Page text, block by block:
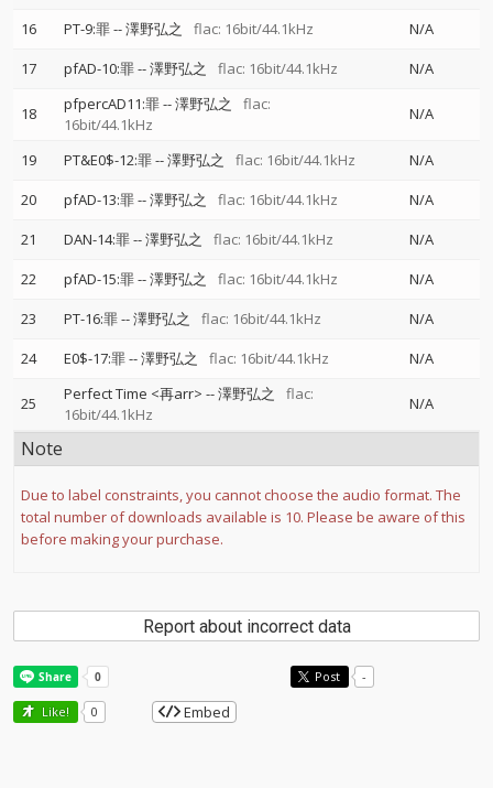
16
PT-9:罪--澤野弘之 flac: 16bit/44.1kHz
N/A
17
pfAD-10:罪--澤野弘之 flac: 16bit/44.1kHz N/A
18 pfpercAD11:罪--澤野弘之
flac:
16bit/44.1kHz
N/A
19 PT&E0$-12:罪--澤野弘之 flac: 16bit/44.1kHz
N/A
20
pfAD-13:罪--澤野弘之 flac: 16bit/44.1kHz
N/A
21
DAN-14:罪--澤野弘之 flac: 16bit/44.1kHz
N/A
22
pfAD-15:罪--澤野弘之 flac: 16bit/44.1kHz
N/A
23
PT-16:罪--澤野弘之 flac: 16bit/44.1kHz
N/A
24
E0$-17:罪--澤野弘之 flac: 16bit/44.1kHz N/A
25 Perfect Time <再arr> --澤野弘之
flac:
16bit/44.1kHz
N/A
Note
Due to label constraints, you cannot choose the audio format. The
total number of downloads available is 10. Please be aware of this
before making your purchase.
Report about incorrect data
Post -
Like! 0 Embed